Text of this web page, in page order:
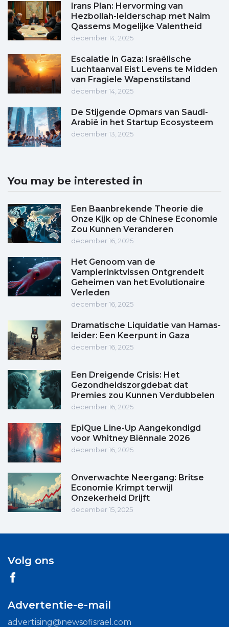
Irans Plan: Hervorming van
Hezbollah-leiderschap met Naim
Qassems Mogelijke Valentheid
december 14, 2025
Escalatie in Gaza: Israëlische
Luchtaanval Eist Levens te Midden
van Fragiele Wapenstilstand
december 14, 2025
De Stijgende Opmars van Saudi-
Arabië in het Startup Ecosysteem
december 13, 2025
You may be interested in
Een Baanbrekende Theorie die
Onze Kijk op de Chinese Economie
Zou Kunnen Veranderen
december 16, 2025
Het Genoom van de
Vampierinktvissen Ontgrendelt
Geheimen van het Evolutionaire
Verleden
december 16, 2025
Dramatische Liquidatie van Hamas-
leider: Een Keerpunt in Gaza
december 16, 2025
Een Dreigende Crisis: Het
Gezondheidszorgdebat dat
Premies zou Kunnen Verdubbelen
december 16, 2025
EpiQue Line-Up Aangekondigd
voor Whitney Biënnale 2026
december 16, 2025
Onverwachte Neergang: Britse
Economie Krimpt terwijl
Onzekerheid Drijft
december 15, 2025
Volg ons
Advertentie-e-mail
advertising@newsofisrael.com